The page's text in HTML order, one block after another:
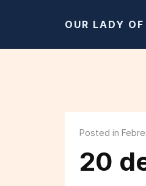
OUR LADY
Posted in
20